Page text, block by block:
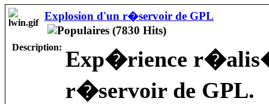
Explosion d'un r�servoir de GPL
Description: Exp�rience
r�servoir de GPL.